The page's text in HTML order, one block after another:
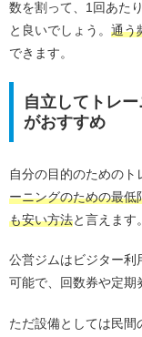
数を割って、1回あた
と良いでしょう。 通う
できます。
自立してトレ
がおすすめ
自分の目的のためのト
ーニングのための最低
も安い方法と言えます。
公営ジムはビジター
可能で、回数券や定期
ただ設備としては民間